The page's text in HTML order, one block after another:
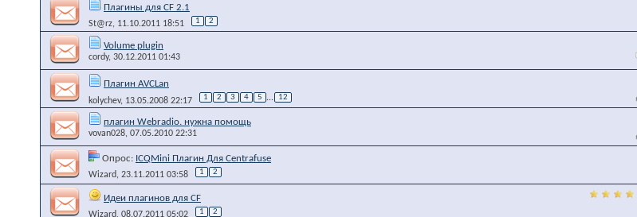
Плагины для CF 2.1
St@rz, 11.10.2011 18:51 1 2
Volume plugin
cordy, 30.12.2011 01:43
Плагин AVCLan
kolychev, 13.05.2008 22:17 1 2 3 4 5 ... 12
плагин Webradio. нужна помощь
vovan028, 07.05.2010 22:31
Опрос: ICQMini Плагин Для Centrafuse
Wizard, 23.11.2011 03:58 1 2
Идеи плагинов для CF
Wizard, 08.07.2011 05:02 1 2